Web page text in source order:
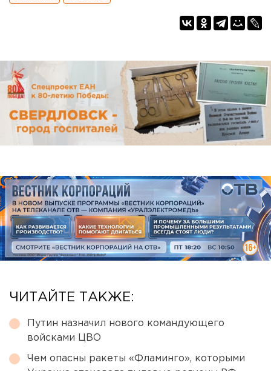
ЧИТАЙТЕ ТАКЖЕ:
Путин назначил нового командующего
войсками ЦВО
Чем опасны ракеты «Фламинго», которыми